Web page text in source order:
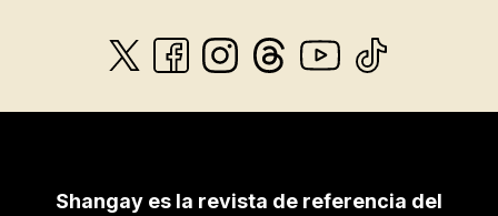
Shangay es la revista de referencia del